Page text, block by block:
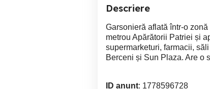
Descriere
Garsonieră aflată într-o
metrou Apărătorii Patriei și
supermarketuri, farmacii,
Berceni și Sun Plaza. Are o
ID anunț: 1778596728